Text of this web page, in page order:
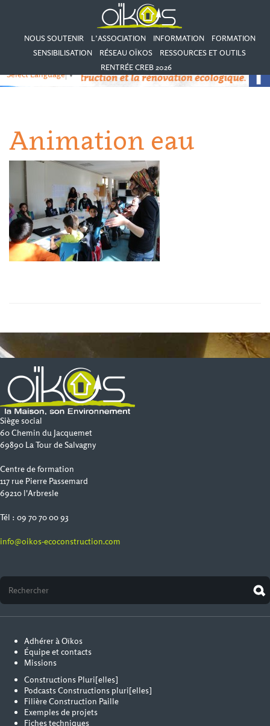
NOUS SOUTENIR L’ASSOCIATION INFORMATION
FORMATION
SENSIBILISATION
RÉSEAU OÏKOS
RESSOURCES ET OUTILS
RENTRÉE CREB 2026
Select Language▼
Animation eau
Siège social
60 Chemin du Jacquemet
69890 La Tour de Salvagny
Centre de formation
117 rue Pierre Passemard
69210 l'Arbresle
Tél : 09 70 70 00 93
info@oikos-ecoconstruction.com
Adhérer à Oïkos
Équipe et contacts
Missions
Constructions Pluri[elles]
Podcasts Constructions pluri[elles]
Filière Construction Paille
Exemples de projets
Fiches techniques